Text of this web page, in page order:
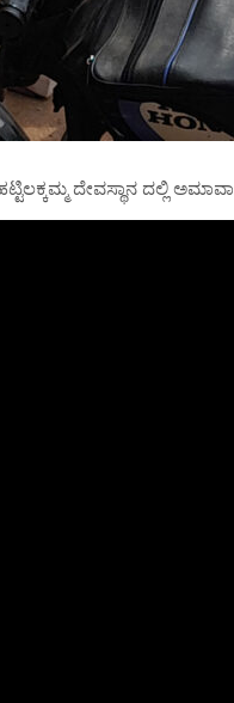
ದೇವಸ್ಥಾನ ದಲ್ಲಿ